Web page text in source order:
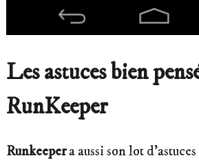
Les astuces bien
RunKeeper
Runkeepera aussi son lot